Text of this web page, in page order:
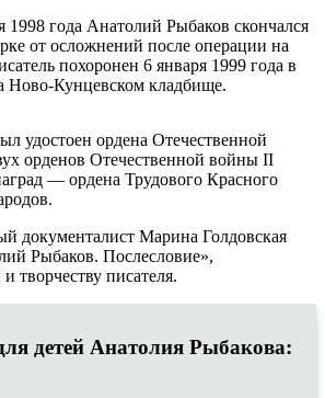
1998 года Анатолий Рыбаков скончался
от осложнений после операции на
похоронен 6 января 1999 года в
Ново-Кунцевском кладбище.
удостоен ордена Отечественной
орденов Отечественной войны II
— ордена Трудового Красного
документалист Марина Голдовская
Рыбаков. Послесловие»,
творчеству писателя.
детей Анатолия Рыбакова: